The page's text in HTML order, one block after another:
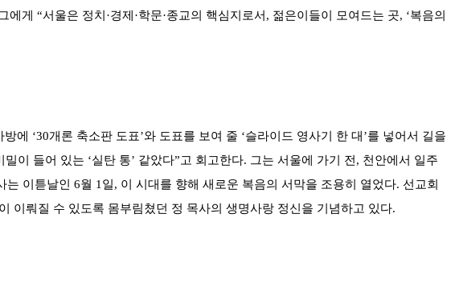
게 “서울은 정치·경제·학문·종교의 핵심지로서, 젊은이들이 모여드는 곳, ‘복음의
‘30개론 축소판 도표’와 도표를 보여 줄 ‘슬라이드 영사기 한 대’를 넣어서 길을
이 들어 있는 ‘실탄 통’ 같았다”고 회고한다. 그는 서울에 가기 전, 천안에서 일주
이튿날인 6월 1일, 이 시대를 향해 새로운 복음의 서막을 조용히 열었다. 선교회
이뤄질 수 있도록 몸부림쳤던 정 목사의 생명사랑 정신을 기념하고 있다.